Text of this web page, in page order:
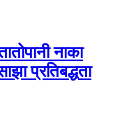
नाका
प्रतिबद्धता